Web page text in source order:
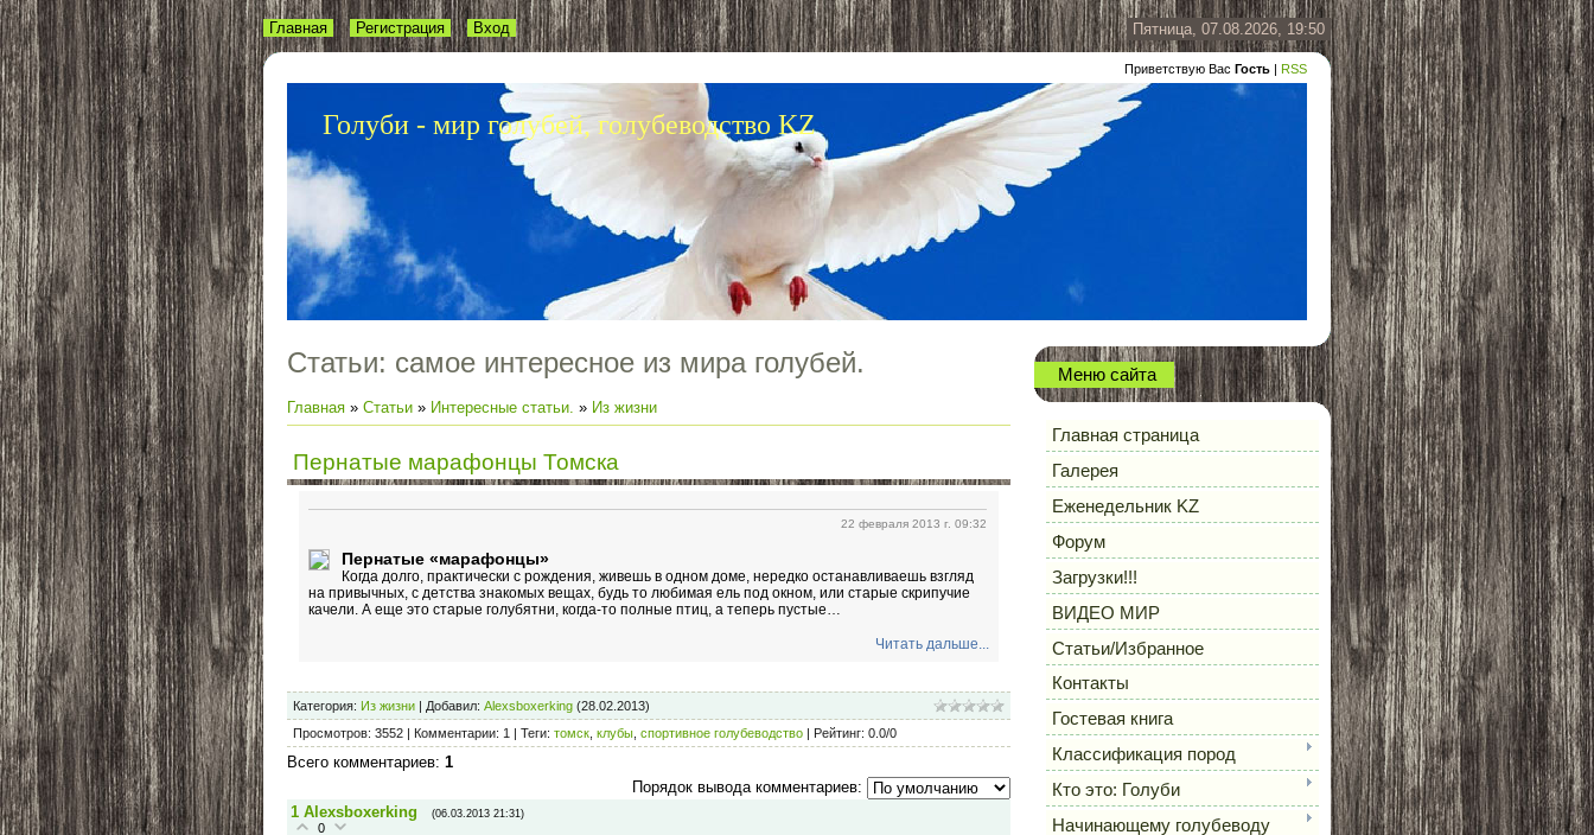
Пятница, 07.08.2026, 19:50
Приветствую Вас Гость | RSS
Голуби - мир голубей, голубеводство KZ
Главная Регистрация Вход
Статьи: самое интересное из мира голубей.
Главная » Статьи » Интересные статьи. » Из жизни
Пернатые марафонцы Томска
22 февраля 2013 г. 09:32
Пернатые «марафонцы»
Когда долго, практически с рождения, живешь в одном доме, нередко останавливаешь взгляд
на привычных, с детства знакомых вещах, будь то любимая ель под окном, или старые скрипучие
качели. А еще это старые голубятни, когда-то полные птиц, а теперь пустые…
Читать дальше...
Категория: Из жизни | Добавил: Alexsboxerking (28.02.2013)
Просмотров: 3552 | Комментарии: 1 | Теги: томск клубы спортивное голубеводство | Рейтинг: 0.0/0
Всего комментариев: 1
Порядок вывода комментариев:
1 Alexsboxerking (06.03.2013 21:31)
0
Меню сайта
Главная страница
Галерея
Еженедельник KZ
Форум
Загрузки!!!
ВИДЕО МИР
Статьи/Избранное
Контакты
Гостевая книга
Классификация пород
Кто это: Голуби
Начинающему голубеводу